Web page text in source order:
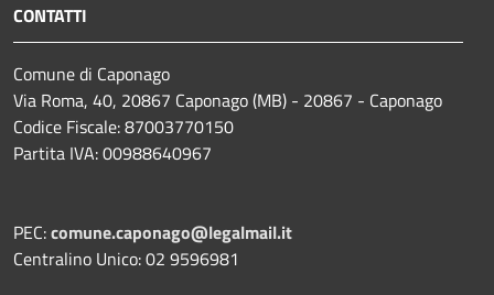
CONTATTI
Comune di Caponago
Via Roma, 40, 20867 Caponago (MB) - 20867 - Caponago
Codice Fiscale: 87003770150
Partita IVA: 00988640967
PEC:comune.caponago@legalmail.it
Centralino Unico: 02 9596981